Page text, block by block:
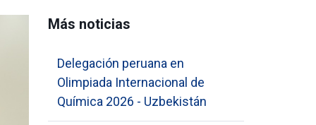
Más noticias
Delegación peruana en
Olimpiada Internacional de
Química 2026 - Uzbekistán